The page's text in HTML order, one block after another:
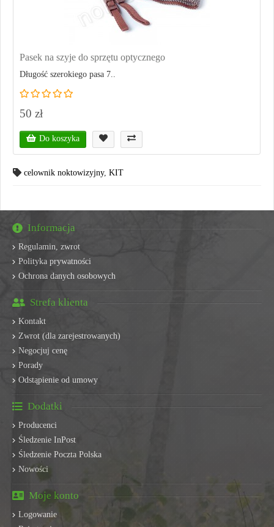
Pasek na szyje do sprzętu optycznego
Długość szerokiego pasa 7..
50 zł
Do koszyka
celownik noktowizyjny, KIT
Informacja
Regulamin, zwrot
Polityka prywatności
Ochrona danych osobowych
Strefa klienta
Kontakt
Zwrot (dla zarejestrowanych)
Negocjuj cenę
Porady
Odstąpienie od umowy
Dodatki
Producenci
Śledzenie InPost
Śledzenie Poczta Polska
Nowości
Moje konto
Logowanie